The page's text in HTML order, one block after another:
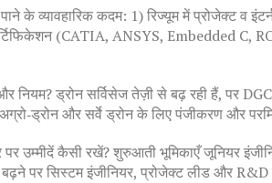
पाने के व्यावहारिक कदम: 1) रिज्यूम में प्रोजेक्ट व
(CATIA, ANSYS, Embedded C,
नियम? ड्रोन सर्विसेज तेज़ी से बढ़ रही हैं, पर
और सर्वे ड्रोन के लिए पंजीकरण और
पर उम्मीदें कैसी रखें? शुरुआती भूमिकाएँ जूनियर
पर सिस्टम इंजीनियर, प्रोजेक्ट लीड और R&D